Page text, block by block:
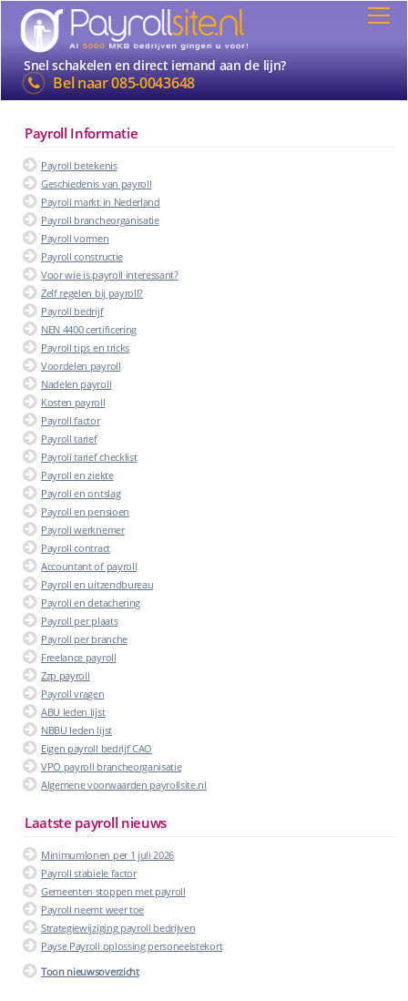
Snel schakelen en direct iemand aan de lijn?
Bel naar085-0043648
Payroll Informatie
Payroll betekenis
Geschiedenis van payroll
Payroll markt in Nederland
Payroll brancheorganisatie
Payroll vormen
Payroll constructie
Voor wie is payroll interessant?
Zelf regelen bij payroll?
Payroll bedrijf
NEN 4400 certificering
Payroll tips en tricks
Voordelen payroll
Nadelen payroll
Kosten payroll
Payroll factor
Payroll tarief
Payroll tarief checklist
Payroll en ziekte
Payroll en ontslag
Payroll en pensioen
Payroll werknemer
Payroll contract
Accountant of payroll
Payroll en uitzendbureau
Payroll en detachering
Payroll per plaats
Payroll per branche
Freelance payroll
Zzp payroll
Payroll vragen
ABU leden lijst
NBBU leden lijst
Eigen payroll bedrijf CAO
VPO payroll brancheorganisatie
Algemene voorwaarden payrollsite.nl
Laatste payroll nieuws
Minimumlonen per 1 juli 2026
Payroll stabiele factor
Gemeenten stoppen met payroll
Payroll neemt weer toe
Strategiewijziging payroll bedrijven
Payse Payroll oplossing personeelstekort
Toon nieuwsoverzicht